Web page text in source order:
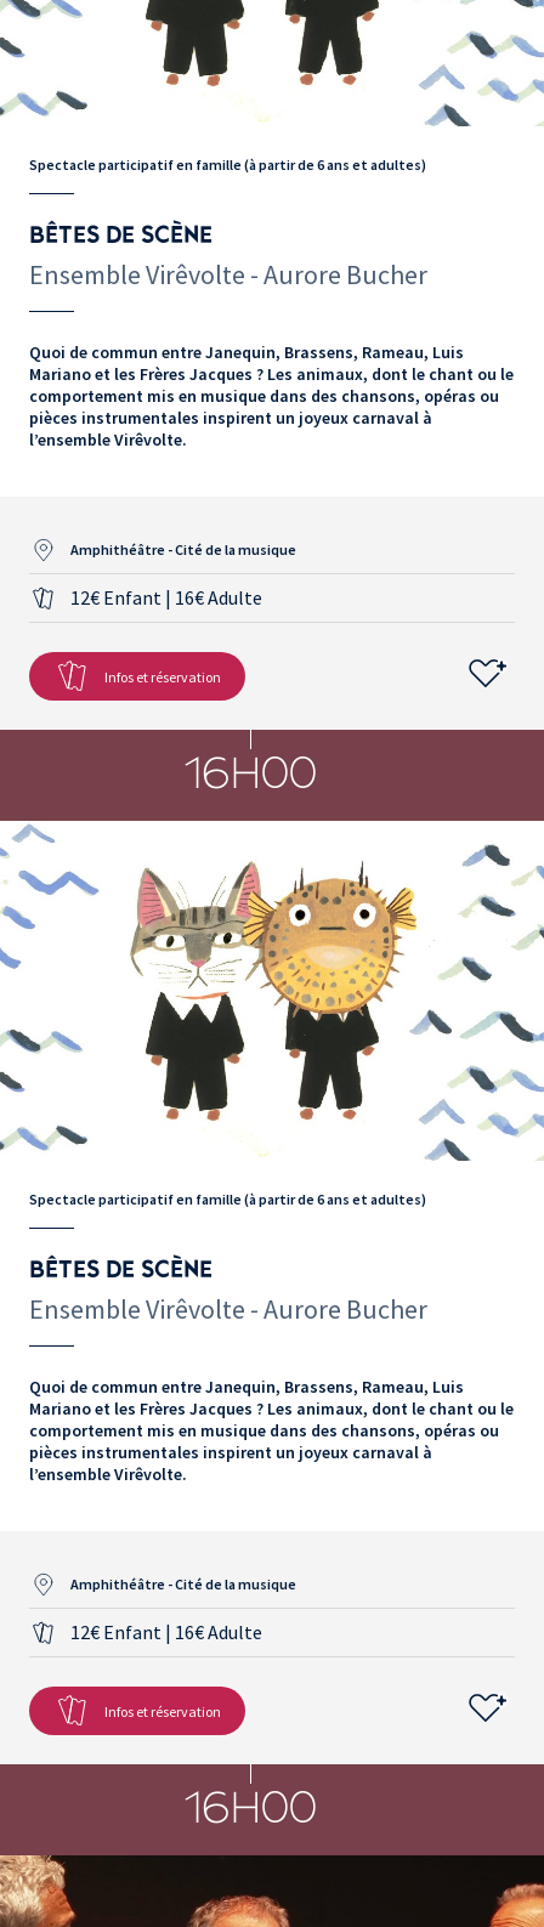
Spectacle participatif en famille (à partir de 6 ans et adultes)
BÊTES DE SCÈNE
Ensemble Virêvolte - Aurore Bucher
Quoi de commun entre Janequin, Brassens, Rameau, Luis
Mariano et les Frères Jacques ? Les animaux, dont le chant ou le
comportement mis en musique dans des chansons, opéras ou
pièces instrumentales inspirent un joyeux carnaval à
l’ensemble Virêvolte.
Amphithéâtre - Cité de la musique
12€ Enfant | 16€ Adulte
Infos et réservation
16H00
Spectacle participatif en famille (à partir de 6 ans et adultes)
BÊTES DE SCÈNE
Ensemble Virêvolte - Aurore Bucher
Quoi de commun entre Janequin, Brassens, Rameau, Luis
Mariano et les Frères Jacques ? Les animaux, dont le chant ou le
comportement mis en musique dans des chansons, opéras ou
pièces instrumentales inspirent un joyeux carnaval à
l’ensemble Virêvolte.
Amphithéâtre - Cité de la musique
12€ Enfant | 16€ Adulte
Infos et réservation
16H00